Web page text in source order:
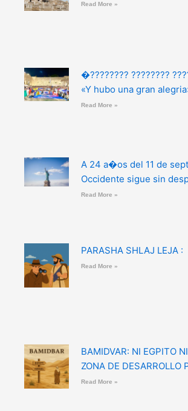
Read More »
�???????? ????????
«Y hubo una gran
Read More »
A 24 a�os del 11 de
Occidente sigue sin
Read More »
PARASHA SHLAJ LEJA :
Read More »
BAMIDVAR: NI EGPITO
ZONA DE DESARROLLO
Read More »